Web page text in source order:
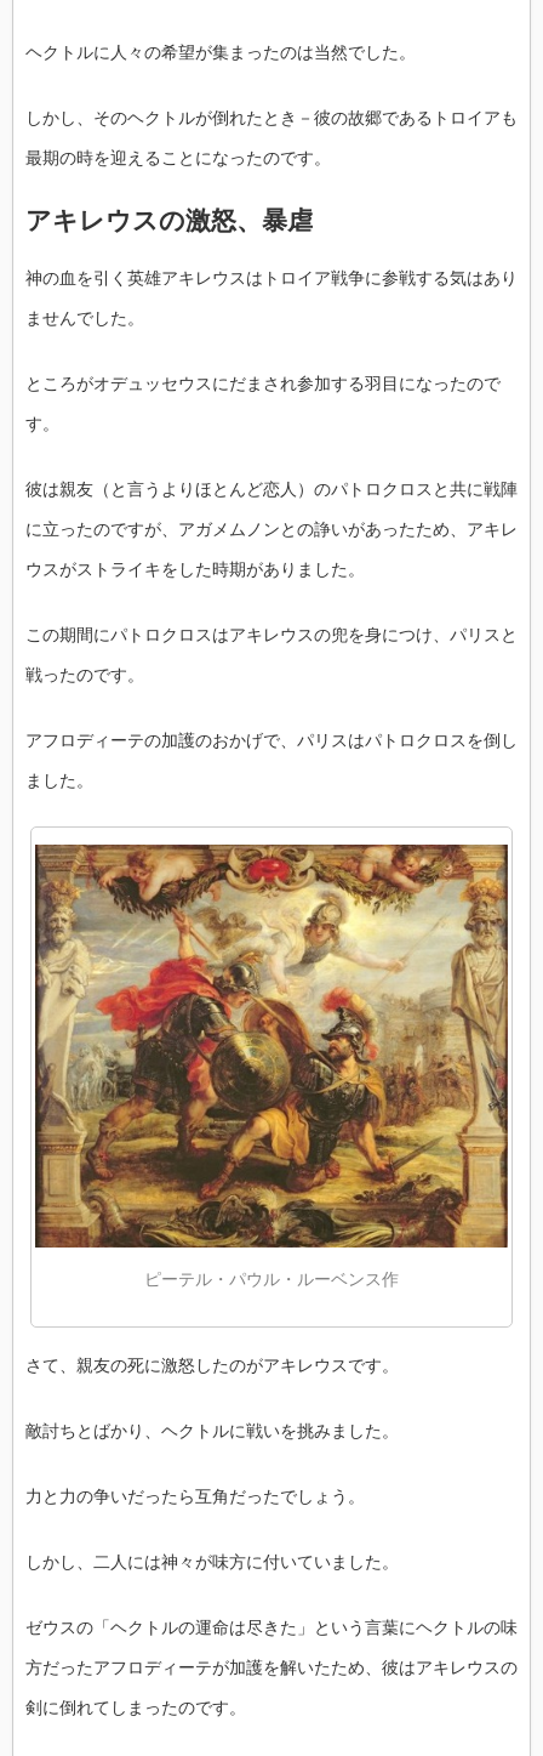
ヘクトルに人々の希望が集まったのは当然でした。
しかし、そのヘクトルが倒れたとき－彼の故郷であるトロイアも
最期の時を迎えることになったのです。
アキレウスの激怒、暴虐
神の血を引く英雄アキレウスはトロイア戦争に参戦する気はあり
ませんでした。
ところがオデュッセウスにだまされ参加する羽目になったので
す。
彼は親友（と言うよりほとんど恋人）のパトロクロスと共に戦陣
に立ったのですが、アガメムノンとの諍いがあったため、アキレ
ウスがストライキをした時期がありました。
この期間にパトロクロスはアキレウスの兜を身につけ、パリスと
戦ったのです。
アフロディーテの加護のおかげで、パリスはパトロクロスを倒し
ました。
ピーテル・パウル・ルーベンス作
さて、親友の死に激怒したのがアキレウスです。
敵討ちとばかり、ヘクトルに戦いを挑みました。
力と力の争いだったら互角だったでしょう。
しかし、二人には神々が味方に付いていました。
ゼウスの「ヘクトルの運命は尽きた」という言葉にヘクトルの味
方だったアフロディーテが加護を解いたため、彼はアキレウスの
剣に倒れてしまったのです。